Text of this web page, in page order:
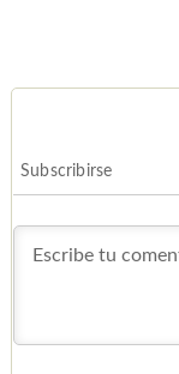
Subscribirse